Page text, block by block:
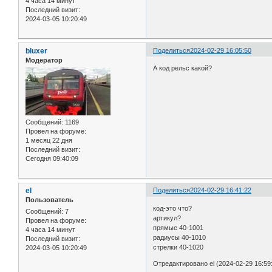
Последний визит:
2024-03-05 10:20:49
Поделиться2024-02-29 16:05:50
bluxer
Модератор
Сообщений: 1169
Провел на форуме:
1 месяц 22 дня
Последний визит:
Сегодня 09:40:09
А код рельс какой?
Поделиться2024-02-29 16:41:22
el
Пользователь
Сообщений: 7
Провел на форуме:
4 часа 14 минут
Последний визит:
2024-03-05 10:20:49
код-это что?
артикул?
прямые 40-1001
радиусы 40-1010
стрелки 40-1020
Отредактировано el (2024-02-29